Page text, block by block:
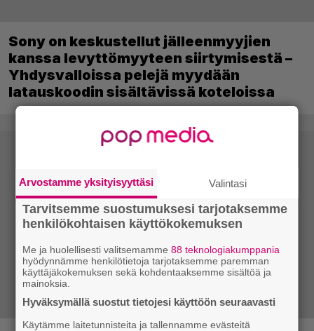
Sony on keskustellut jälleenmyyjien
kanssa levyttömyyteen siirtymisestä –
Yhdysvalloissa pelejä myydään
latauskoodin sisältävissä koteloissa
Arvostamme yksityisyyttäsi Valintasi
Tarvitsemme suostumuksesi tarjotaksemme
henkilökohtaisen käyttökokemuksen
Me ja huolellisesti valitsemamme88 teknologiakumppania
hyödynnämme henkilötietoja tarjotaksemme paremman
käyttäjäkokemuksen sekä kohdentaaksemme sisältöä ja
mainoksia.
Hyväksymällä suostut tietojesi käyttöön seuraavasti
Käytämme laitetunnisteita ja tallennamme evästeitä